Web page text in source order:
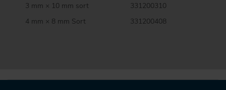
3 mm × 10 mm sort
331200310
4 mm × 8 mm Sort
331200408